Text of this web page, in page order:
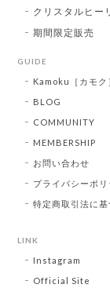
クリスタルヒー
期間限定販売
GUIDE
Kamoku［カモク
BLOG
COMMUNITY
MEMBERSHIP
お問い合わせ
プライバシーポリ
特定商取引法に基
LINK
Instagram
Official Site